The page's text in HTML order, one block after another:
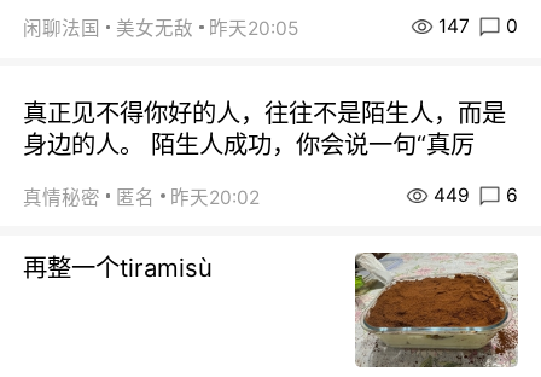
闲聊法国 美女无敌 昨天20:05 147 0
真正见不得你好的人，往往不是陌生人，而是
身边的人。 陌生人成功，你会说一句“真厉
真情秘密 匿名 昨天20:02 449 6
再整一个tiramisù